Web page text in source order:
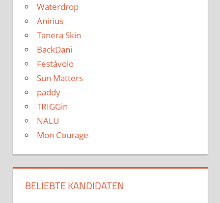
Waterdrop
Anirius
Tanera Skin
BackDani
Festávolo
Sun Matters
paddy
TRIGGin
NALU
Mon Courage
BELIEBTE KANDIDATEN